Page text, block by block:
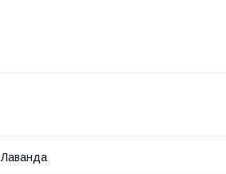
Лаванда